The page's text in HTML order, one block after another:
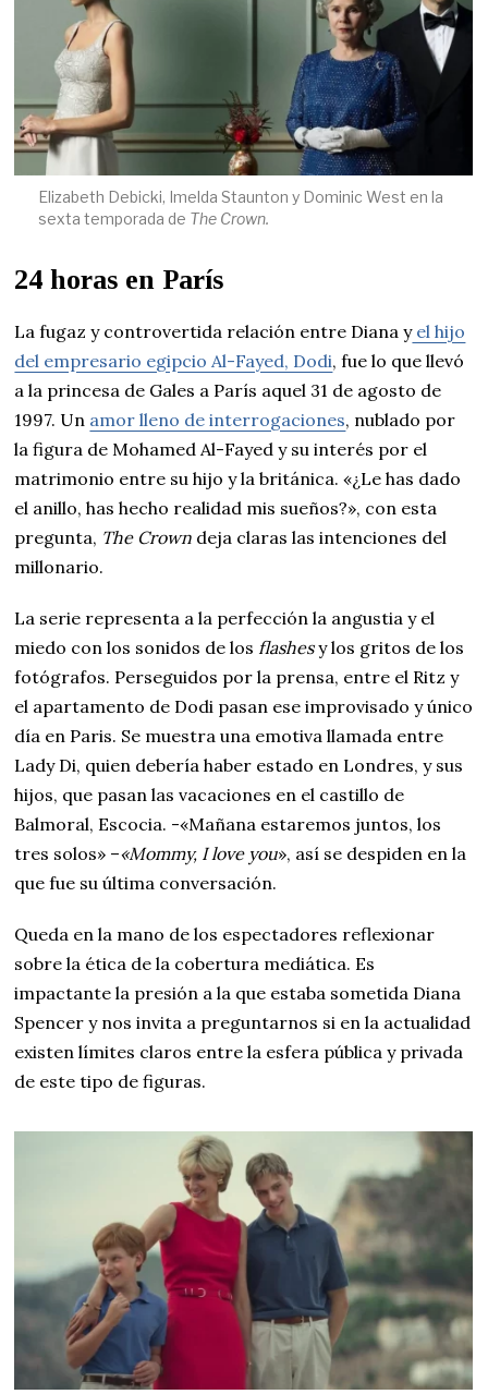
Elizabeth Debicki, Imelda Staunton y Dominic West en la
sexta temporada de The Crown.
24 horas en París
La fugaz y controvertida relación entre Diana yel hijo
del empresario egipcio Al-Fayed, Dodi, fue lo que llevó
a la princesa de Gales a París aquel 31 de agosto de
1997. Un amor lleno de interrogaciones, nublado por
la figura de Mohamed Al-Fayed y su interés por el
matrimonio entre su hijo y la británica. «¿Le has dado
el anillo, has hecho realidad mis sueños?», con esta
pregunta, The Crown deja claras las intenciones del
millonario.
La serie representa a la perfección la angustia y el
miedo con los sonidos de los flashesy los gritos de los
fotógrafos. Perseguidos por la prensa, entre el Ritz y
el apartamento de Dodi pasan ese improvisado y único
día en Paris. Se muestra una emotiva llamada entre
Lady Di, quien debería haber estado en Londres, y sus
hijos, que pasan las vacaciones en el castillo de
Balmoral, Escocia. -«Mañana estaremos juntos, los
tres solos» –«Mommy, I love you», así se despiden en la
que fue su última conversación.
Queda en la mano de los espectadores reflexionar
sobre la ética de la cobertura mediática. Es
impactante la presión a la que estaba sometida Diana
Spencer y nos invita a preguntarnos si en la actualidad
existen límites claros entre la esfera pública y privada
de este tipo de figuras.